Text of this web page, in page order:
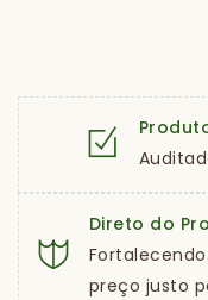
Direto do
preço justo